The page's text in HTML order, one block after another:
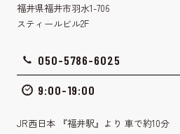
福井県福井市羽水1-706
スティールビル2F
050-5786-6025
9:00-19:00
JR西日本 『福井駅』より 車で約10分